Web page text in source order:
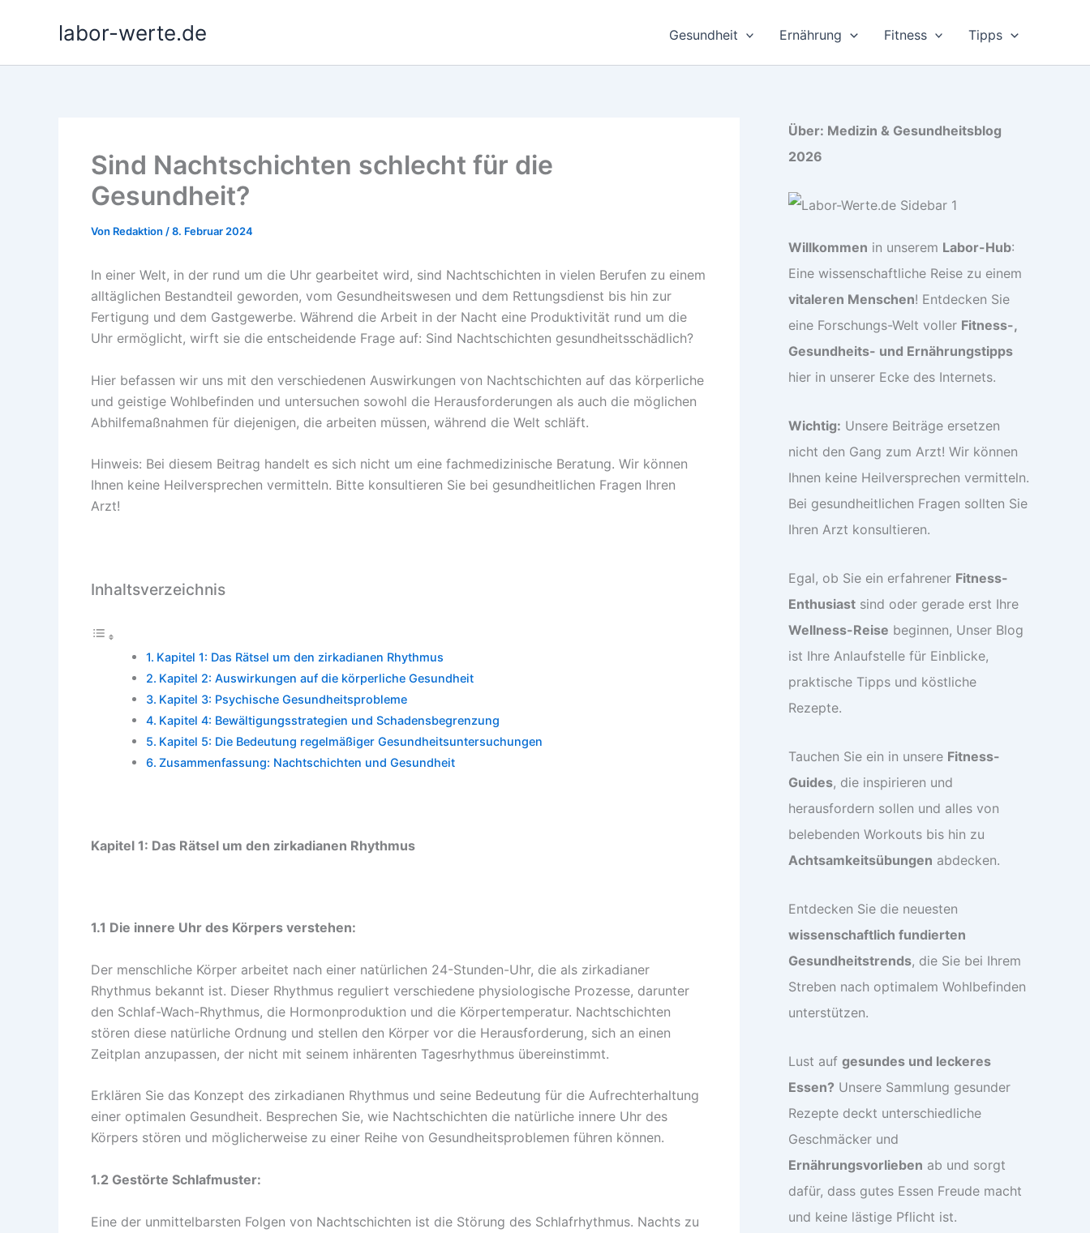
labor-werte.de Gesundheit Ernährung Fitness Tipps
Sind Nachtschichten schlecht für die
Gesundheit?
Von Redaktion /8. Februar 2024
In einer Welt, in der rund um die Uhr gearbeitet wird, sind Nachtschichten in vielen Berufen zu einem
alltäglichen Bestandteil geworden, vom Gesundheitswesen und dem Rettungsdienst bis hin zur
Fertigung und dem Gastgewerbe. Während die Arbeit in der Nacht eine Produktivität rund um die
Uhr ermöglicht, wirft sie die entscheidende Frage auf: Sind Nachtschichten gesundheitsschädlich?
Hier befassen wir uns mit den verschiedenen Auswirkungen von Nachtschichten auf das körperliche
und geistige Wohlbefinden und untersuchen sowohl die Herausforderungen als auch die möglichen
Abhilfemaßnahmen für diejenigen, die arbeiten müssen, während die Welt schläft.
Hinweis: Bei diesem Beitrag handelt es sich nicht um eine fachmedizinische Beratung. Wir können
Ihnen keine Heilversprechen vermitteln. Bitte konsultieren Sie bei gesundheitlichen Fragen Ihren
Arzt!
Inhaltsverzeichnis
Kapitel 1: Das Rätsel um den zirkadianen Rhythmus
Kapitel 2: Auswirkungen auf die körperliche Gesundheit
Kapitel 3: Psychische Gesundheitsprobleme
Kapitel 4: Bewältigungsstrategien und Schadensbegrenzung
Kapitel 5: Die Bedeutung regelmäßiger Gesundheitsuntersuchungen
Zusammenfassung: Nachtschichten und Gesundheit
Kapitel 1: Das Rätsel um den zirkadianen Rhythmus
1.1 Die innere Uhr des Körpers verstehen:
Der menschliche Körper arbeitet nach einer natürlichen 24-Stunden-Uhr, die als zirkadianer
Rhythmus bekannt ist. Dieser Rhythmus reguliert verschiedene physiologische Prozesse, darunter
den Schlaf-Wach-Rhythmus, die Hormonproduktion und die Körpertemperatur. Nachtschichten
stören diese natürliche Ordnung und stellen den Körper vor die Herausforderung, sich an einen
Zeitplan anzupassen, der nicht mit seinem inhärenten Tagesrhythmus übereinstimmt.
Erklären Sie das Konzept des zirkadianen Rhythmus und seine Bedeutung für die Aufrechterhaltung
einer optimalen Gesundheit. Besprechen Sie, wie Nachtschichten die natürliche innere Uhr des
Körpers stören und möglicherweise zu einer Reihe von Gesundheitsproblemen führen können.
1.2 Gestörte Schlafmuster:
Eine der unmittelbarsten Folgen von Nachtschichten ist die Störung des Schlafrhythmus. Nachts zu
Über: Medizin & Gesundheitsblog
2026
Willkommen in unserem Labor-Hub:
Eine wissenschaftliche Reise zu einem
vitaleren Menschen! Entdecken Sie
eine Forschungs-Welt voller Fitness-,
Gesundheits- und Ernährungstipps
hier in unserer Ecke des Internets.
Wichtig: Unsere Beiträge ersetzen
nicht den Gang zum Arzt! Wir können
Ihnen keine Heilversprechen vermitteln.
Bei gesundheitlichen Fragen sollten Sie
Ihren Arzt konsultieren.
Egal, ob Sie ein erfahrener Fitness-
Enthusiast sind oder gerade erst Ihre
Wellness-Reise beginnen, Unser Blog
ist Ihre Anlaufstelle für Einblicke,
praktische Tipps und köstliche
Rezepte.
Tauchen Sie ein in unsere Fitness-
Guides, die inspirieren und
herausfordern sollen und alles von
belebenden Workouts bis hin zu
Achtsamkeitsübungen abdecken.
Entdecken Sie die neuesten
wissenschaftlich fundierten
Gesundheitstrends, die Sie bei Ihrem
Streben nach optimalem Wohlbefinden
unterstützen.
Lust auf gesundes und leckeres
Essen? Unsere Sammlung gesunder
Rezepte deckt unterschiedliche
Geschmäcker und
Ernährungsvorlieben ab und sorgt
dafür, dass gutes Essen Freude macht
und keine lästige Pflicht ist.